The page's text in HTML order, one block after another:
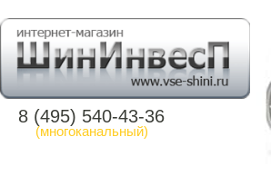
8 (495) 540-43-36
(многоканальный)